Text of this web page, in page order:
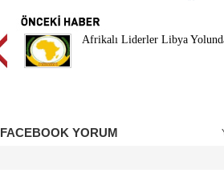
Afrikalı Liderler Libya
FACEBOOK YORUM